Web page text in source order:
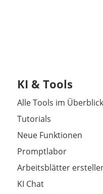
KI & Tools
Alle Tools im Überblick
Tutorials
Neue Funktionen
Promptlabor
Arbeitsblätter
KI Chat